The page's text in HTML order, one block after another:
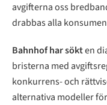
avgifterna oss
drabbas alla
Bahnhof har sökten
bristerna med
konkurrens- och
alternativa modeller